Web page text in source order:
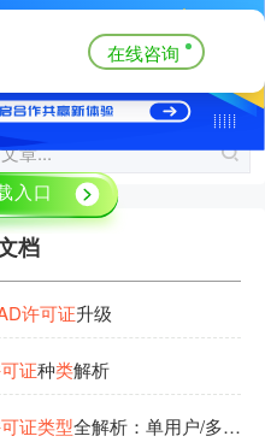
在线咨询
档
许可证升级
可证种类解析
可证类型全解析：单用户/多用户